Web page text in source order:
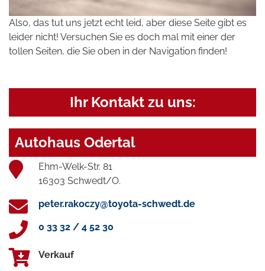
Also, das tut uns jetzt echt leid, aber diese Seite gibt es
leider nicht! Versuchen Sie es doch mal mit einer der
tollen Seiten, die Sie oben in der Navigation finden!
Ihr Kontakt zu uns:
Autohaus Odertal
Ehm-Welk-Str. 81
16303 Schwedt/O.
peter.rakoczy@toyota-schwedt.de
0 33 32 / 4 52 30
Verkauf